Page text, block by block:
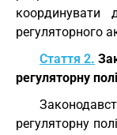
координувати
регуляторного
Стаття 2.
регуляторну
регуляторну